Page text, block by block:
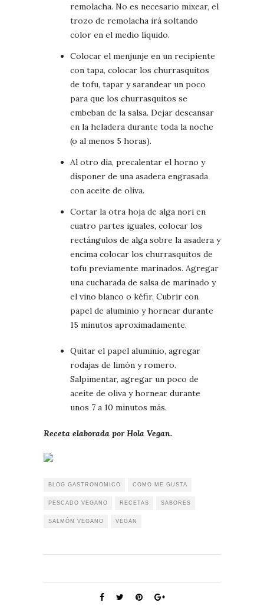
remolacha. No es necesario mixear, el
trozo de remolacha irá soltando
color en el medio líquido.
Colocar el menjunje en un recipiente
con tapa, colocar los churrasquitos
de tofu, tapar y sarandear un poco
para que los churrasquitos se
embeban de la salsa. Dejar descansar
en la heladera durante toda la noche
(o al menos 5 horas).
Al otro día, precalentar el horno y
disponer de una asadera engrasada
con aceite de oliva.
Cortar la otra hoja de alga nori en
cuatro partes iguales, colocar los
rectángulos de alga sobre la asadera y
encima colocar los churrasquitos de
tofu previamente marinados. Agregar
una cucharada de salsa de marinado y
el vino blanco o kéfir. Cubrir con
papel de aluminio y hornear durante
15 minutos aproximadamente.
Quitar el papel aluminio, agregar
rodajas de limón y romero.
Salpimentar, agregar un poco de
aceite de oliva y hornear durante
unos 7 a 10 minutos más.
Receta elaborada por Hola Vegan.
BLOG GASTRONOMICO COMO ME GUSTA
PESCADO VEGANO RECETAS SABORES
SALMÓN VEGANO VEGAN